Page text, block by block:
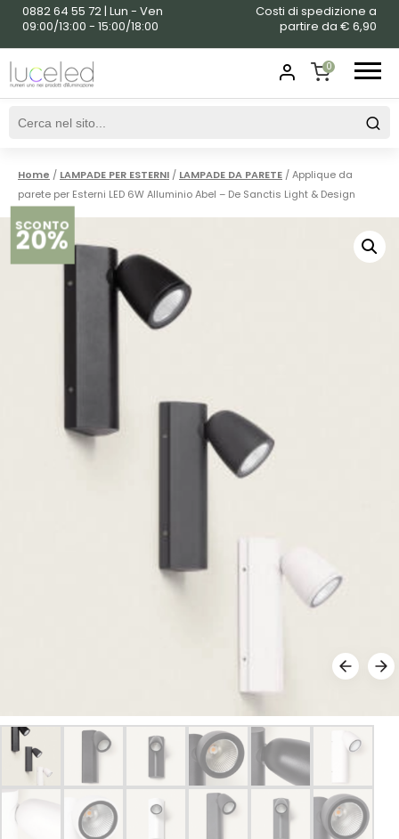
0882 64 55 72 | Lun - Ven
09:00/13:00 - 15:00/18:00
Costi di spedizione a
partire da € 6,90
0
SHOPPING
Home / LAMPADE PER ESTERNI / LAMPADE DA PARETE / Applique da
parete per Esterni LED 6W Alluminio Abel – De Sanctis Light & Design
SCONTO
20%